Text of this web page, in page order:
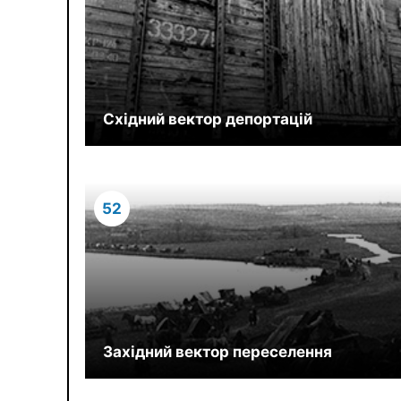
Східний вектор депортацій
52
Західний вектор переселення